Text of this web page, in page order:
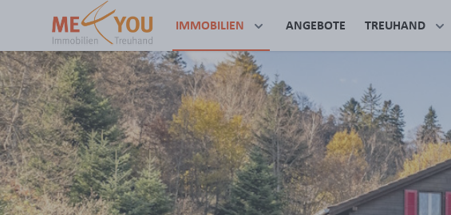
IMMOBILIEN ANGEBOTE TREUHAND